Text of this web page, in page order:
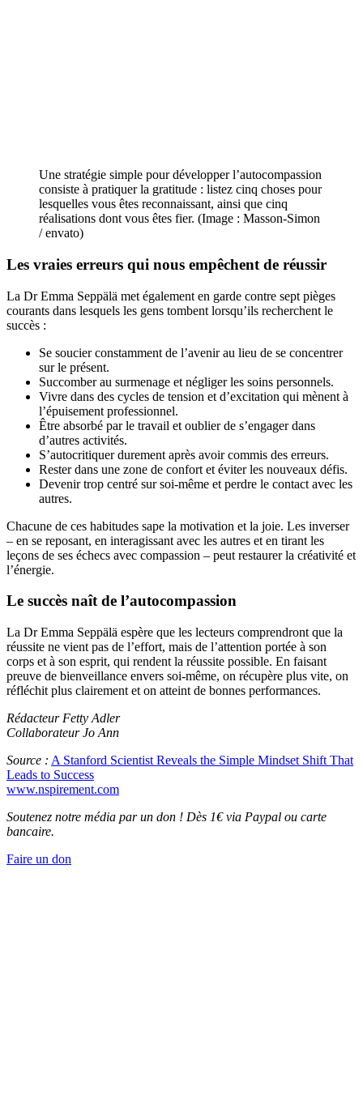
Une stratégie simple pour développer l’autocompassion
consiste à pratiquer la gratitude : listez cinq choses pour
lesquelles vous êtes reconnaissant, ainsi que cinq
réalisations dont vous êtes fier. (Image : Masson-Simon
/ envato)
Les vraies erreurs qui nous empêchent de réussir
La Dr Emma Seppälä met également en garde contre sept pièges
courants dans lesquels les gens tombent lorsqu’ils recherchent le
succès :
Se soucier constamment de l’avenir au lieu de se concentrer
sur le présent.
Succomber au surmenage et négliger les soins personnels.
Vivre dans des cycles de tension et d’excitation qui mènent à
l’épuisement professionnel.
Être absorbé par le travail et oublier de s’engager dans
d’autres activités.
S’autocritiquer durement après avoir commis des erreurs.
Rester dans une zone de confort et éviter les nouveaux défis.
Devenir trop centré sur soi-même et perdre le contact avec les
autres.
Chacune de ces habitudes sape la motivation et la joie. Les inverser
– en se reposant, en interagissant avec les autres et en tirant les
leçons de ses échecs avec compassion – peut restaurer la créativité et
l’énergie.
Le succès naît de l’autocompassion
La Dr Emma Seppälä espère que les lecteurs comprendront que la
réussite ne vient pas de l’effort, mais de l’attention portée à son
corps et à son esprit, qui rendent la réussite possible. En faisant
preuve de bienveillance envers soi-même, on récupère plus vite, on
réfléchit plus clairement et on atteint de bonnes performances.
Rédacteur Fetty Adler
Collaborateur Jo Ann
Source : A Stanford Scientist Reveals the Simple Mindset Shift That
Leads to Success
www.nspirement.com
Soutenez notre média par un don ! Dès 1€ via Paypal ou carte
bancaire.
Faire un don